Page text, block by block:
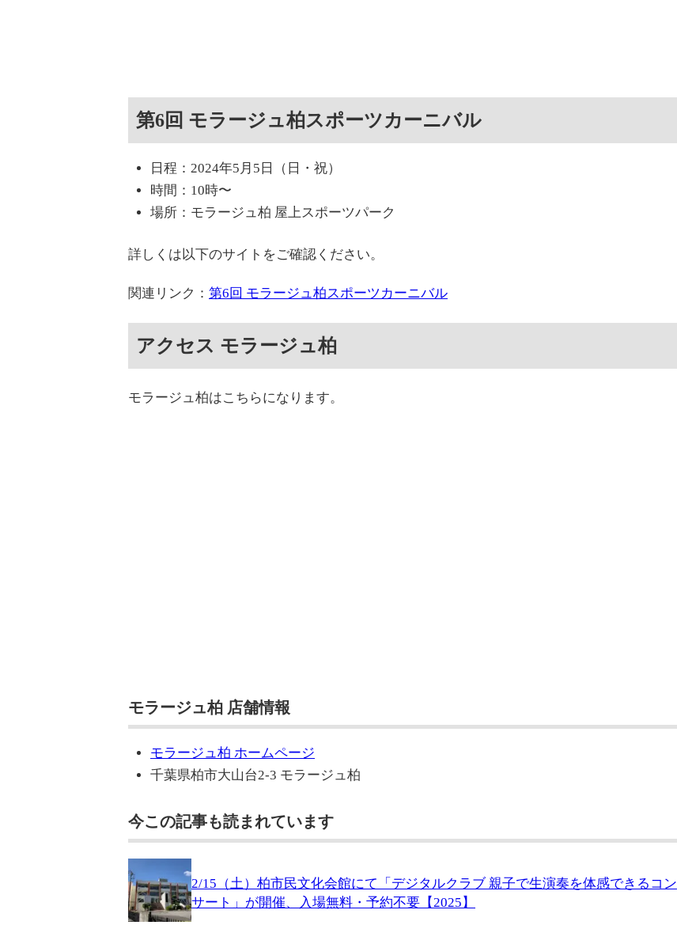
第6回 モラージュ柏スポーツカーニバル
日程：2024年5月5日（日・祝）
時間：10時〜
場所：モラージュ柏 屋上スポーツパーク
詳しくは以下のサイトをご確認ください。
関連リンク： 第6回 モラージュ柏スポーツカーニバル
アクセス モラージュ柏
モラージュ柏はこちらになります。
モラージュ柏 店舗情報
モラージュ柏 ホームページ
千葉県柏市大山台2-3 モラージュ柏
今この記事も読まれています
2/15（土）柏市民文化会館にて「デジタルクラブ 親子で生演奏を体感できるコン
サート」が開催、入場無料・予約不要【2025】